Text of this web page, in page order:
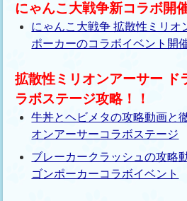
にゃんこ大戦争新コラボ開
にゃんこ大戦争 拡散性ミリオ
ポーカーのコラボイベント開
拡散性ミリオンアーサー ド
ラボステージ攻略！！
牛丼とヘビメタの攻略動画と
オンアーサーコラボステージ
ブレーカークラッシュの攻
ゴンポーカーコラボイベント